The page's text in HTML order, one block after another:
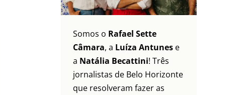
Somos o Rafael Sette
Câmara, a Luíza Antunes e
a Natália Becattini! Três
jornalistas de Belo Horizonte
que resolveram fazer as